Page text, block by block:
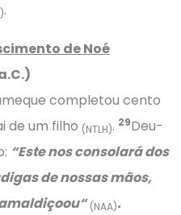
.
de Noé
completou cento
de um filho (NTLH). 29Deu-
“Este nos consolará dos
de nossas mãos,
“ (NAA).